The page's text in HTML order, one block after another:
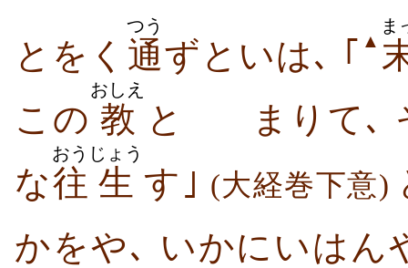
とをく 通
つう
ずといは､ ｢ ▲
ま
この 教
おしえ
と
ゞまりて､
な往
おう
生
じょう
す｣ (大経巻下意)
かをや､ いかにいはん